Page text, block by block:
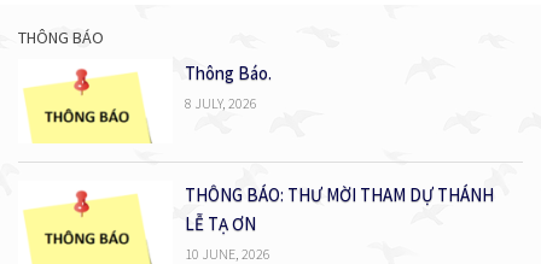
THÔNG BÁO
Thông Báo.
8 JULY, 2026
THÔNG BÁO: THƯ MỜI THAM DỰ THÁNH
LỄ TẠ ƠN
10 JUNE, 2026